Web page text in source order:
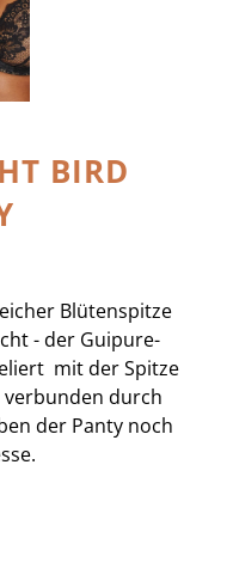
BIRD
Blütenspitze
- der Guipure-
mit der Spitze
verbunden durch
der Panty noch